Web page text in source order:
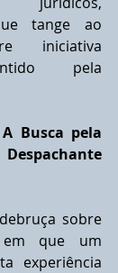
tange ao
iniciativa
pela
Busca pela
sobre
que um
experiência